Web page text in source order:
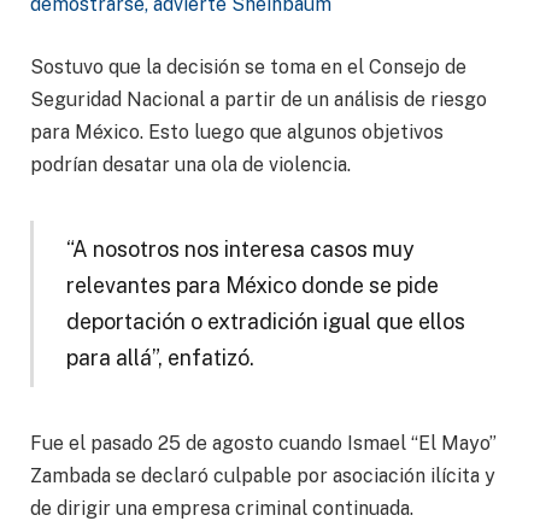
demostrarse, advierte Sheinbaum
Sostuvo que la decisión se toma en el Consejo de
Seguridad Nacional a partir de un análisis de riesgo
para México. Esto luego que algunos objetivos
podrían desatar una ola de violencia.
“A nosotros nos interesa casos muy
relevantes para México donde se pide
deportación o extradición igual que ellos
para allá”, enfatizó.
Fue el pasado 25 de agosto cuando Ismael “El Mayo”
Zambada se declaró culpable por asociación ilícita y
de dirigir una empresa criminal continuada.